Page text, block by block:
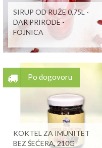
SIRUP OD RUŽE 0,75L -
DAR PRIRODE -
FOJNICA
Po dogovoru
KOKTEL ZA IMUNITET
BEZ ŠEĆERA, 210G